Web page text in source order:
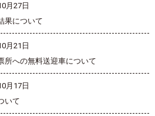
月27日
果について
月21日
への無料送迎車について
月17日
いて